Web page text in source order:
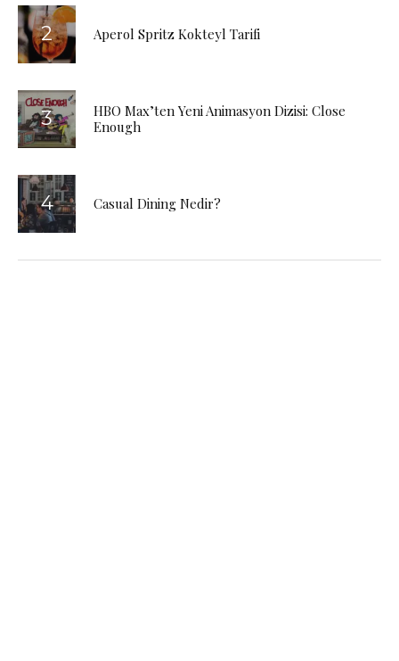
Aperol Spritz Kokteyl Tarifi
HBO Max’ten Yeni Animasyon Dizisi: Close
Enough
Casual Dining Nedir?